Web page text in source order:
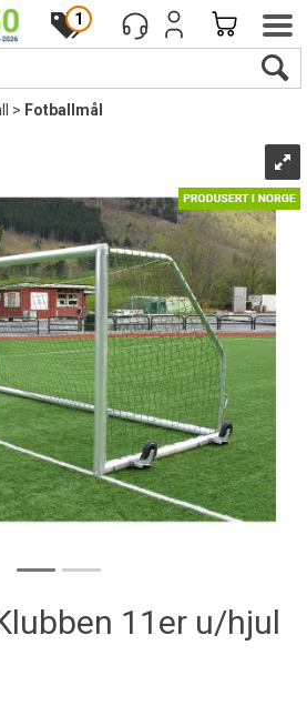
1
> Fotballmål
11er u/hjul